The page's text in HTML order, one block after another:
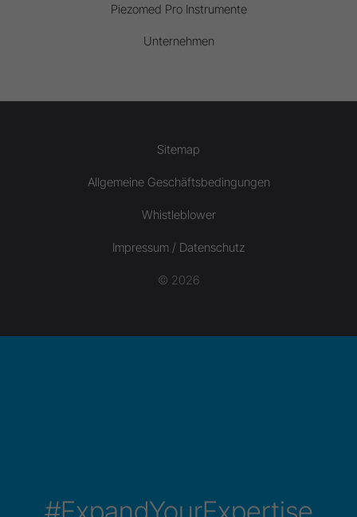
Piezomed Pro Instrumente
Unternehmen
Sitemap
Allgemeine Geschäftsbedingungen
Whistleblower
Impressum / Datenschutz
© 2026